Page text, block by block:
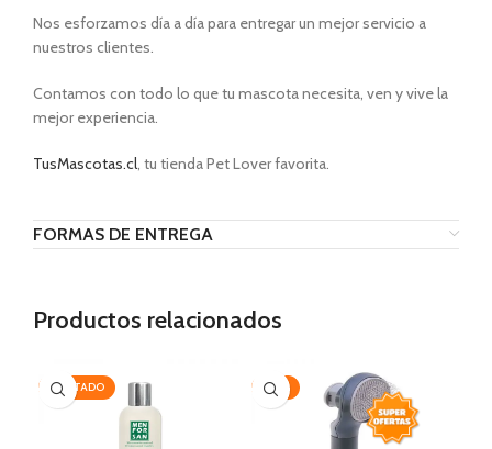
Nos esforzamos día a día para entregar un mejor servicio a
nuestros clientes.
Contamos con todo lo que tu mascota necesita, ven y vive la
mejor experiencia.
TusMascotas.cl, tu tienda Pet Lover favorita.
FORMAS DE ENTREGA
Productos relacionados
AGOTADO -35%